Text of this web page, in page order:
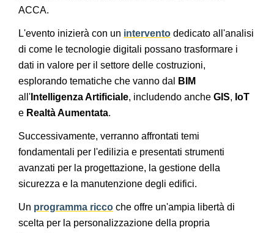
ACCA.
L'evento inizierà con un intervento dedicato all'analisi
di come le tecnologie digitali possano trasformare i
dati in valore per il settore delle costruzioni,
esplorando tematiche che vanno dal
BIM
all' Intelligenza Artificiale, includendo anche GIS, IoT
e Realtà Aumentata.
Successivamente, verranno affrontati temi
fondamentali per l'edilizia e presentati strumenti
avanzati per la progettazione, la gestione della
sicurezza e la manutenzione degli edifici.
Un programma ricco che offre un'ampia libertà di
scelta per la personalizzazione della propria